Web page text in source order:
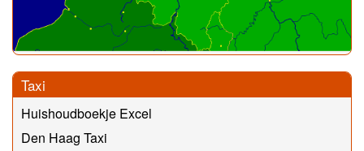
Taxi
Huishoudboekje Excel
Den Haag Taxi